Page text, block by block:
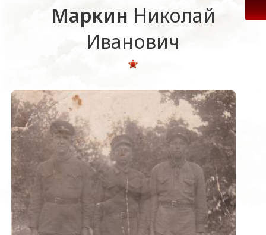
Маркин Николай
Иванович